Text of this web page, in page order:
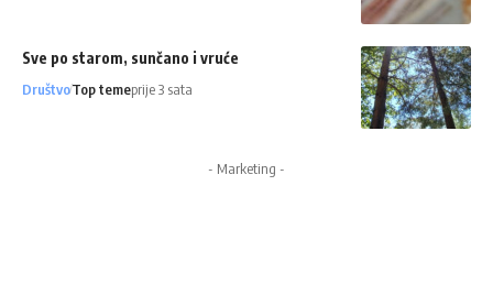
Sve po starom, sunčano i vruće
DruštvoTop temeprije 3 sata
- Marketing -